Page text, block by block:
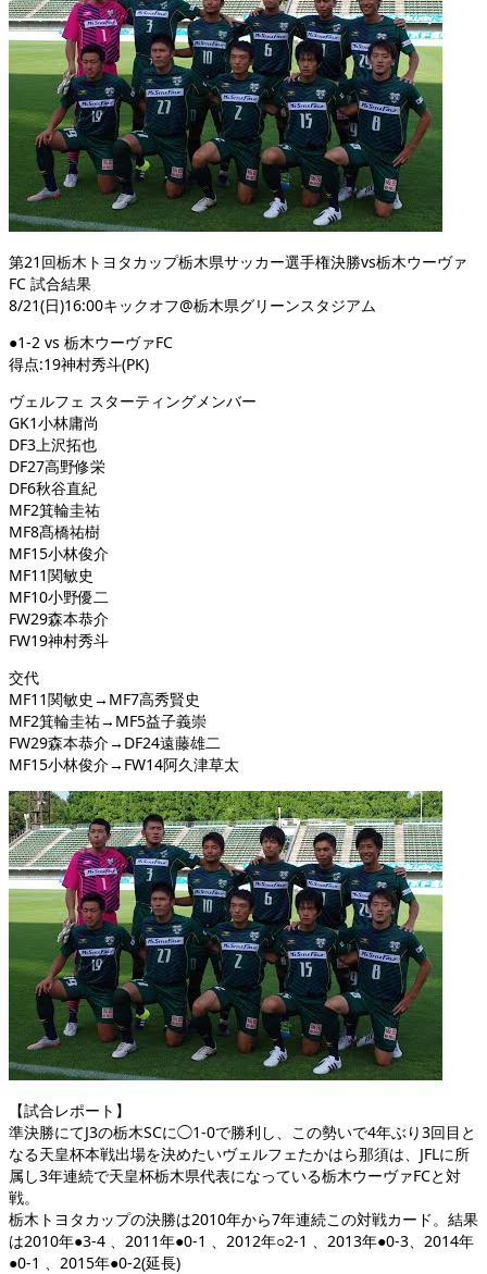
第21回栃木トヨタカップ栃木県サッカー選手権決勝vs栃木ウーヴァ
FC 試合結果
8/21(日)16:00キックオフ@栃木県グリーンスタジアム
●1-2 vs 栃木ウーヴァFC
得点:19神村秀斗(PK)
ヴェルフェ スターティングメンバー
GK1小林庸尚
DF3上沢拓也
DF27高野修栄
DF6秋谷直紀
MF2箕輪圭祐
MF8髙橋祐樹
MF15小林俊介
MF11関敏史
MF10小野優二
FW29森本恭介
FW19神村秀斗
交代
MF11関敏史→MF7高秀賢史
MF2箕輪圭祐→MF5益子義崇
FW29森本恭介→DF24遠藤雄二
MF15小林俊介→FW14阿久津草太
【試合レポート】
準決勝にてJ3の栃木SCに◯1-0で勝利し、この勢いで4年ぶり3回目と
なる天皇杯本戦出場を決めたいヴェルフェたかはら那須は、JFLに所
属し3年連続で天皇杯栃木県代表になっている栃木ウーヴァFCと対
戦。
栃木トヨタカップの決勝は2010年から7年連続この対戦カード。結果
は2010年●3-4 、2011年●0-1 、2012年○2-1 、2013年●0-3、2014年
●0-1 、2015年●0-2(延長)